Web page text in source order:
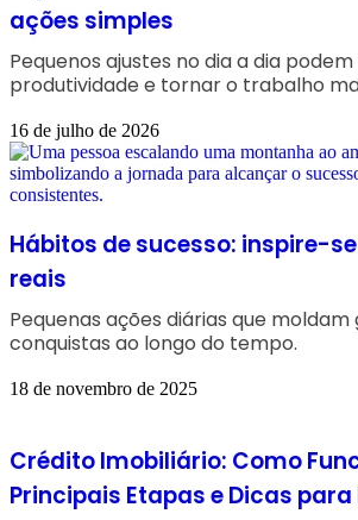
ações simples
Pequenos ajustes no dia a dia
produtividade e tornar o trabalho
16 de julho de 2026
Hábitos de sucesso: inspire-
reais
Pequenas ações diárias que moldam
conquistas ao longo do tempo.
18 de novembro de 2025
Crédito Imobiliário: Como
Principais Etapas e Dicas